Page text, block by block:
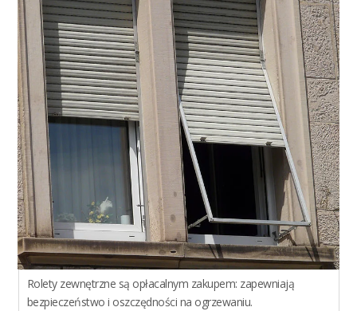
Rolety zewnętrzne są opłacalnym zakupem: zapewniają
bezpieczeństwo i oszczędności na ogrzewaniu.